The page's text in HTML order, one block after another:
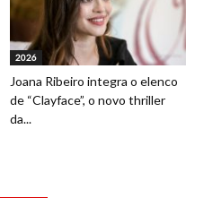
2026
Joana Ribeiro integra o elenco
de “Clayface”, o novo thriller
da...